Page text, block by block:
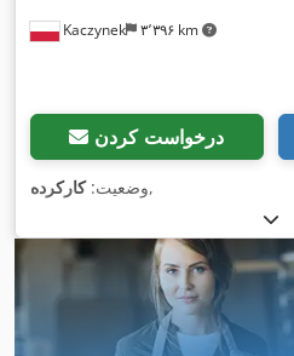
Kaczynek ۳٬۳۹۶ km
درخواست کردن
وضعیت:کارکرده ,